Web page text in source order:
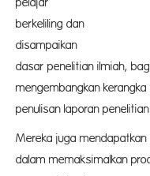
berkeliling dan
dasar penelitian ilmiah,
mengembangkan
penulisan laporan
Mereka juga
dalam memaksimalkan